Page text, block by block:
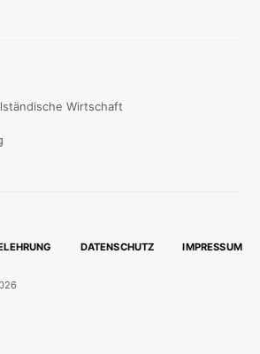
Wirtschaft
DATENSCHUTZ IMPRESSUM